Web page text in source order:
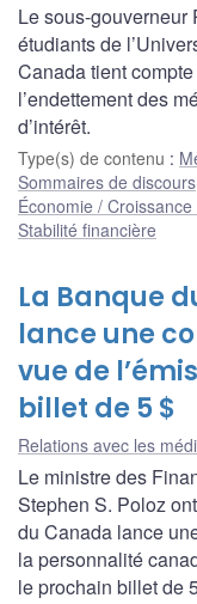
Le sous-
étudiants de
Canada tient
l’endettement des
d’intérêt.
Type(s) de contenu :
Sommaires de discours
Économie /
Stabilité financière
La Banque
lance une
vue de
billet de 5 $
Relations avec les
Le ministre des
Stephen S. Poloz
du Canada lance
la personnalité
le prochain billet de